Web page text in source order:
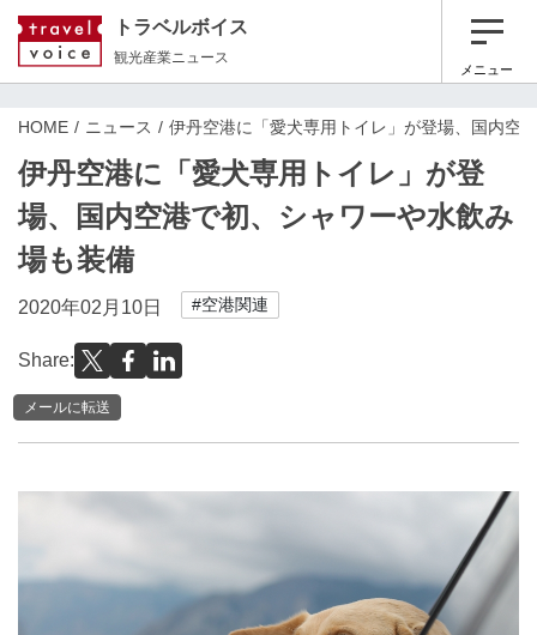
トラベルボイス
観光産業ニュース
メニュー
HOME ニュース 伊丹空港に「愛犬専用トイレ」が登場、国内空
伊丹空港に「愛犬専用トイレ」が登
場、国内空港で初、シャワーや水飲み
場も装備
2020年02月10日 #空港関連
Share:
メールに転送